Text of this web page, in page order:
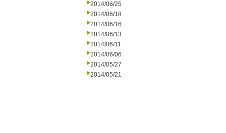
2014/06/25
2014/06/18
2014/06/16
2014/06/13
2014/06/11
2014/06/06
2014/05/27
2014/05/21